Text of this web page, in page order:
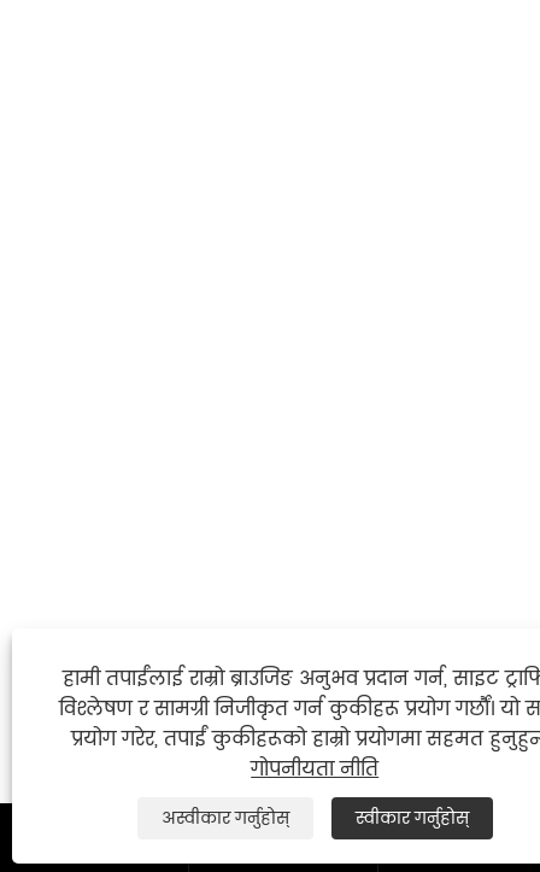

हामी तपाईंलाई राम्रो ब्राउजिङ अनुभव प्रदान गर्न, साइट
विश्लेषण र सामग्री निजीकृत गर्न कुकीहरू प्रयोग गर्छौं। यो
प्रयोग गरेर, तपाईं कुकीहरूको हाम्रो प्रयोगमा सहमत
गोपनीयता नीति
अस्वीकार गर्नुहोस् स्वीकार गर्नुहोस्